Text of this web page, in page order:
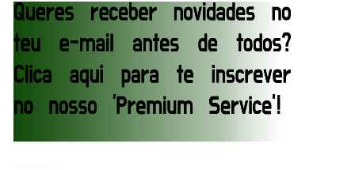
SCSA867-Aug 06 2026
ESTAGNAÇÃO NO MAIN EVENT? Triple H
responde a críticas e deixa aviso claro aos
lutadores da WWE